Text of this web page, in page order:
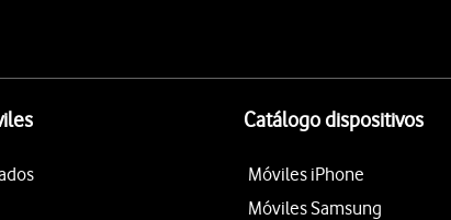
Catálogo dispositivos
Móviles iPhone
Móviles Samsung